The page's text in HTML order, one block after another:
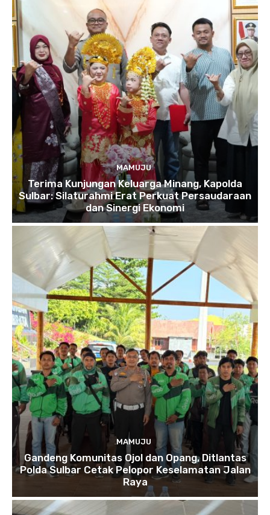
MAMUJU
Terima Kunjungan Keluarga Minang, Kapolda
Sulbar: Silaturahmi Erat Perkuat Persaudaraan
dan Sinergi Ekonomi
MAMUJU
Gandeng Komunitas Ojol dan Opang, Ditlantas
Polda Sulbar Cetak Pelopor Keselamatan Jalan
Raya